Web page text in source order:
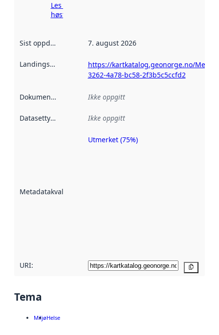
Les mer om
høsting her
Sist oppdatert 7. august 2026
Landingsside
https://kartkatalog.geonorge.no/
3262-4a78-bc58-2f3b5c5ccfd2
Dokumentasjon Ikke oppgitt
Datasettype Ikke oppgitt
Metadatakvalitet
Metadatakvalitet
Utmerket (75%)
URI:
Tema
MiljøHelse